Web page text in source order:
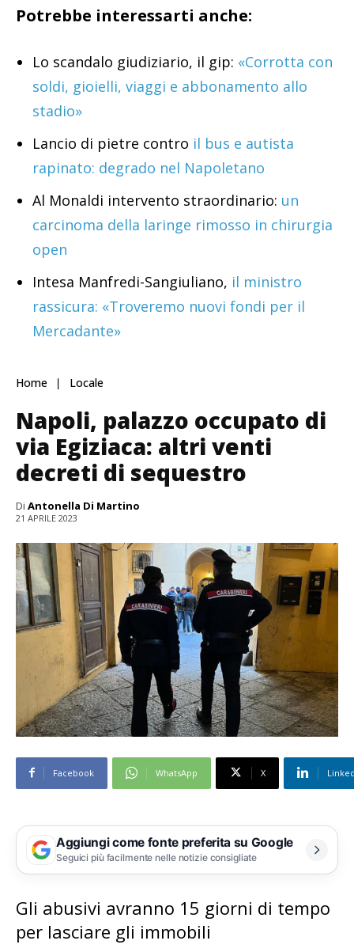
Potrebbe interessarti anche:
Lo scandalo giudiziario, il gip: «Corrotta con
soldi, gioielli, viaggi e abbonamento allo
stadio»
Lancio di pietre contro il bus e autista
rapinato: degrado nel Napoletano
Al Monaldi intervento straordinario: un
carcinoma della laringe rimosso in chirurgia
open
Intesa Manfredi-Sangiuliano, il ministro
rassicura: «Troveremo nuovi fondi per il
Mercadante»
Home Locale
Napoli, palazzo occupato di
via Egiziaca: altri venti
decreti di sequestro
Di Antonella Di Martino
21 APRILE 2023
Facebook WhatsApp X
Aggiungi come fonte preferita su Google
Seguici più facilmente nelle notizie consigliate
Gli abusivi avranno 15 giorni di tempo
per lasciare gli immobili